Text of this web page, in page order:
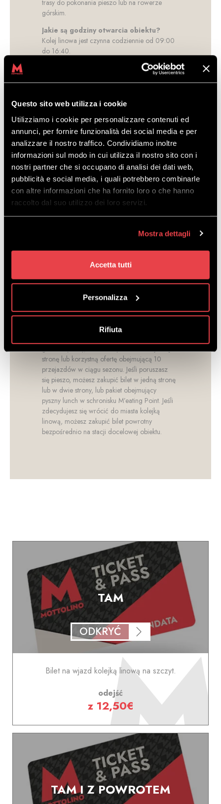
Questo sito web utilizza i cookie
Utilizziamo i cookie per personalizzare contenuti ed
annunci, per fornire funzionalità dei social media e per
analizzare il nostro traffico. Condividiamo inoltre
informazioni sul modo in cui utilizza il nostro sito con i
nostri partner che si occupano di analisi dei dati web,
pubblicità e social media, i quali potrebbero combinarle
con altre informazioni che ha fornito loro o che hanno
raccolto dal suo utilizzo dei loro servizi.
Mostra dettagli
Accetta tutti
Personalizza
Rifiuta
trasy do pokonania pieszo lub na rowerze
górskim.
Jakie są godziny otwarcia obiektu?
Kolej linowa jest czynna codziennie od 09:00
do 16:40.
Gdzie znajduje się kolej linowa?
pojazdem.
Czy kolej linowa jest dostępna dla osób
z niepełnosprawnościami fizycznymi?
Tak, obiekt Mottolino zawsze był dostosowany
do obsługi osób z niepełnosprawnościami
fizycznymi.
Czy mogę zabrać ze sobą psa?
Tak, w Mottolino czworonożni przyjaciele są
zawsze mile widziani. Dla nich przejazd jest
bezpłatny.
Bilety można nabyć w kasie przy bazie wyciągu
pamiętaj, aby mieć przy sobie dokument
Jakie rodzaje biletów mogę zakupić?
koniecznie musisz zakupić bilet bikepass,
wybierając spośród różnych dostępnych opcji.
górskim (MTB), możesz wybrać bilet w jedną
stronę lub korzystną ofertę obejmującą 10
przejazdów w ciągu sezonu. Jeśli poruszasz
się pieszo, możesz zakupić bilet w jedną stronę
lub w dwie strony, lub pakiet obejmujący
pyszny lunch w schronisku M’eating Point. Jeśli
zdecydujesz się wrócić do miasta kolejką
linową, możesz zakupić bilet powrotny
bezpośrednio na stacji docelowej obiektu.
TAM
ODKRYĆ
Bilet na wjazd kolejką linową na szczyt.
odejść
z 12,50€
TAM I Z POWROTEM